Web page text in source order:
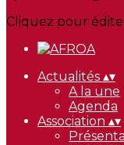
Cliquez pour
Actualités ▴▾
A la une
Agenda
Association ▴▾